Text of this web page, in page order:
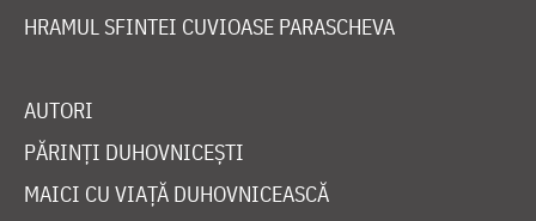
HRAMUL SFINTEI CUVIOASE PARASCHEVA
AUTORI
PĂRINȚI DUHOVNICEȘTI
MAICI CU VIAȚĂ DUHOVNICEASCĂ